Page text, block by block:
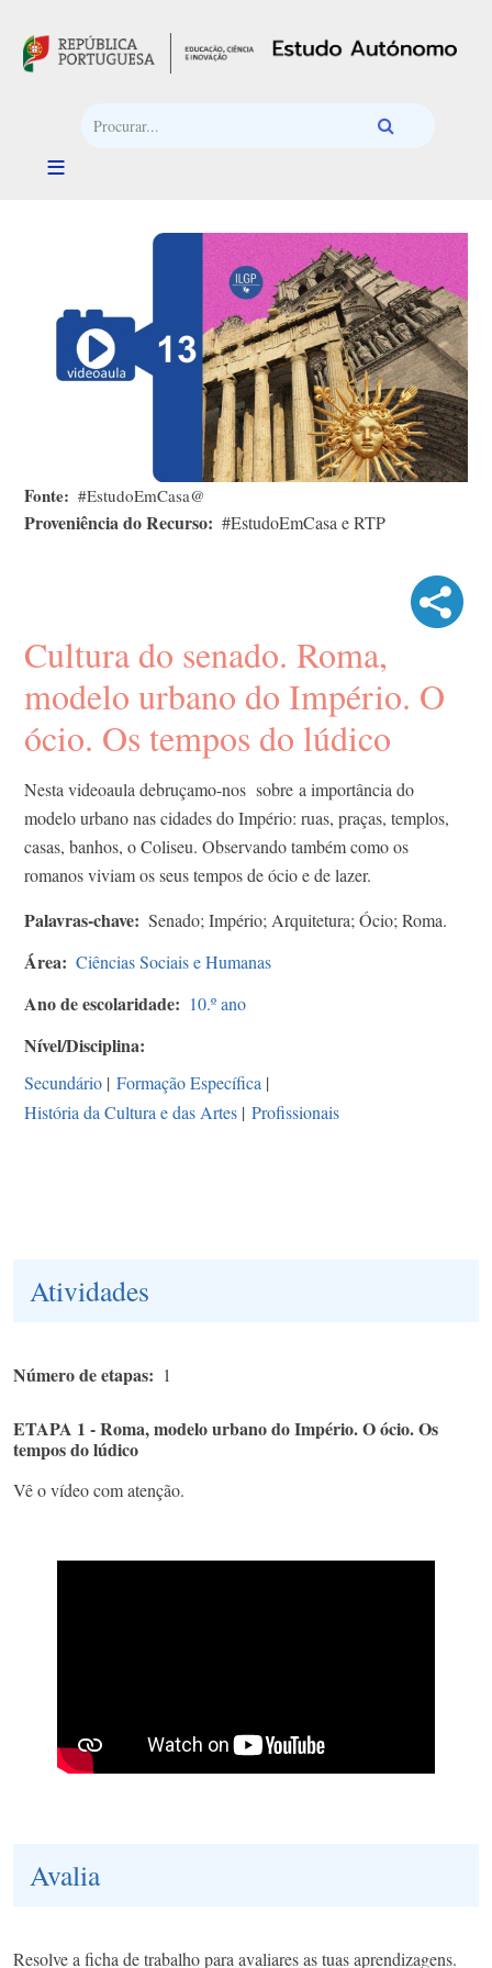
Fonte #EstudoEmCasa@
Proveniência do Recurso #EstudoEmCasa e RTP
Cultura do senado. Roma,
modelo urbano do Império. O
ócio. Os tempos do lúdico
Nesta videoaula debruçamo-nos sobre a importância do
modelo urbano nas cidades do Império: ruas, praças, templos,
casas, banhos, o Coliseu. Observando também como os
romanos viviam os seus tempos de ócio e de lazer.
Palavras-chave Senado; Império; Arquitetura; Ócio; Roma.
Área Ciências Sociais e Humanas
Ano de escolaridade 10.º ano
Nível/Disciplina
Secundário | Formação Específica |
História da Cultura e das Artes | Profissionais
Atividades
Número de etapas 1
ETAPA 1 - Roma, modelo urbano do Império. O ócio. Os
tempos do lúdico
Vê o vídeo com atenção.
Avalia
Resolve a ficha de trabalho para avaliares as tuas aprendizagens.